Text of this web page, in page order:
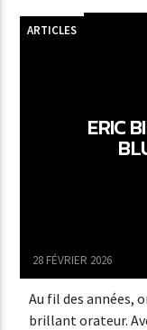
ARTICLES
ERIC
28 FÉVRIER 2026
Au fil des années,
brillant orateur.